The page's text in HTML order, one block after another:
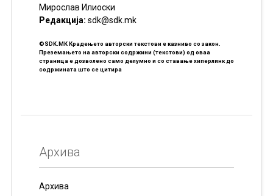
Мирослав Илиоски
Редакцијa: sdk@sdk.mk
©SDK.MK Крадењето авторски текстови е казниво со закон.
Преземањето на авторски содржини (текстови) од оваа
страница е дозволено само делумно и со ставање хиперлинк до
содржината што се цитира
Архива
Архива